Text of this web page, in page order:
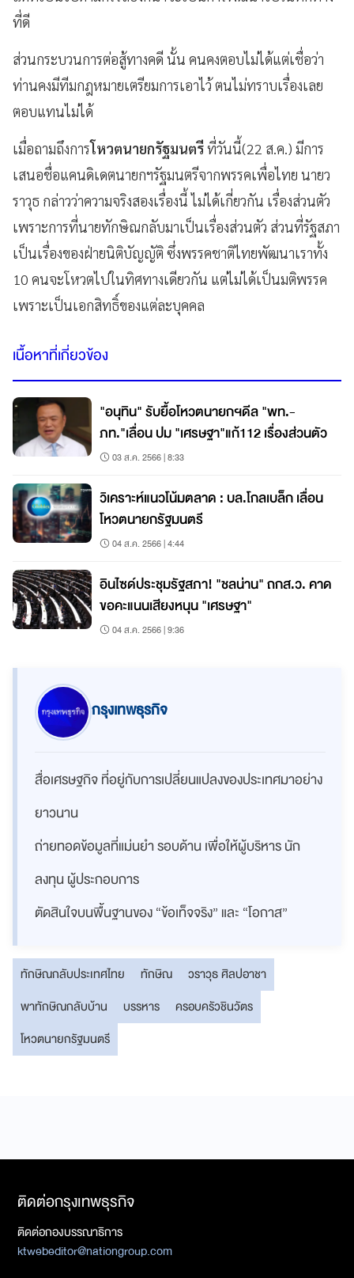
ที่ดี
ส่วนกระบวนการต่อสู้ทางคดี นั้น คนคงตอบไม่ได้แต่เชื่อว่า
ท่านคงมีทีมกฎหมายเตรียมการเอาไว้ ตนไม่ทราบเรื่องเลย
ตอบแทนไม่ได้
เมื่อถามถึงการโหวตนายกรัฐมนตรีที่วันนี้(22 ส.ค.) มีการ
เสนอชื่อแคนดิเดตนายกฯรัฐมนตรีจากพรรคเพื่อไทย นายว
ราวุธ กล่าวว่าความจริงสองเรื่องนี้ ไม่ได้เกี่ยวกัน เรื่องส่วนตัว
เพราะการที่นายทักษิณกลับมาเป็นเรื่องส่วนตัว ส่วนที่รัฐสภา
เป็นเรื่องของฝ่ายนิติบัญญัติ ซึ่งพรรคชาติไทยพัฒนาเราทั้ง
10 คนจะโหวตไปในทิศทางเดียวกัน แต่ไม่ได้เป็นมติพรรค
เพราะเป็นเอกสิทธิ์ของแต่ละบุคคล
เนื้อหาที่เกี่ยวข้อง
"อนุทิน" รับยื้อโหวตนายกฯดีล "พท.-
ภท."เลื่อน ปม "เศรษฐา"แก้112 เรื่องส่วนตัว
03 ส.ค. 2566 | 8:33
วิเคราะห์แนวโน้มตลาด : บล.โกลเบล็ก เลื่อน
โหวตนายกรัฐมนตรี
04 ส.ค. 2566 | 4:44
อินไซด์ประชุมรัฐสภา! "ชลน่าน" ถกส.ว. คาด
ขอคะแนนเสียงหนุน "เศรษฐา"
04 ส.ค. 2566 | 9:36
กรุงเทพธุรกิจ
สื่อเศรษฐกิจ ที่อยู่กับการเปลี่ยนแปลงของประเทศมาอย่าง
ยาวนาน
ถ่ายทอดข้อมูลที่แม่นยำ รอบด้าน เพื่อให้ผู้บริหาร นัก
ลงทุน ผู้ประกอบการ
ตัดสินใจบนพื้นฐานของ “ข้อเท็จจริง” และ “โอกาส”
ทักษิณกลับประเทศไทย ทักษิณ
วราวุธ ศิลปอาชา
พาทักษิณกลับบ้าน
บรรหาร
ครอบครัวชินวัตร
โหวตนายกรัฐมนตรี
ติดต่อกรุงเทพธุรกิจ
ติดต่อกองบรรณาธิการ
ktwebeditor@nationgroup.com